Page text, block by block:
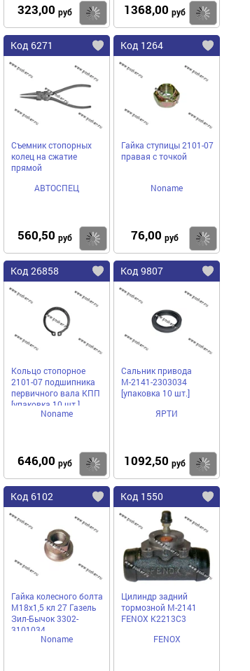
323,00 руб Купить
1368,00 руб
Код 6271
Съемник стопорных
колец на сжатие
прямой
АВТОСПЕЦ
560,50 руб Купить
Код 1264
Гайка ступицы 2101-07
правая с точкой
Noname
76,00 руб
Код 26858
Кольцо стопорное
2101-07 подшипника
первичного вала КПП
[упаковка 10 шт.]
Noname
646,00 руб Купить
Код 9807
Сальник привода
М-2141-2303034
[упаковка 10 шт.]
ЯРТИ
1092,50 руб
Код 6102
Гайка колесного болта
М18х1,5 кл 27 Газель
Зил-Бычок 3302-
3101034
Noname
Код 1550
Цилиндр задний
тормозной М-2141
FENOX K2213C3
FENOX